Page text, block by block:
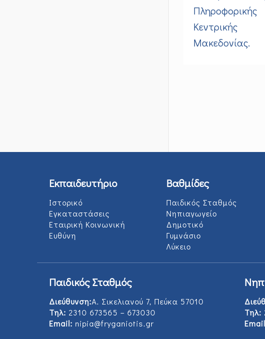
Πληροφορικής
Κεντρικής
Μακεδονίας.
Εκπαιδευτήριο
Ιστορικό
Εγκαταστάσεις
Εταιρική Κοινωνική
Ευθύνη
Βαθμίδες
Παιδικός Σταθμός
Νηπιαγωγείο
Δημοτικό
Γυμνάσιο
Λύκειο
Παιδικός Σταθμός
Διεύθυνση:Α. Σικελιανού 7, Πεύκα 57010
Τηλ: 2310 673565 – 673030
Email: nipia@fryganiotis.gr
Τηλ: